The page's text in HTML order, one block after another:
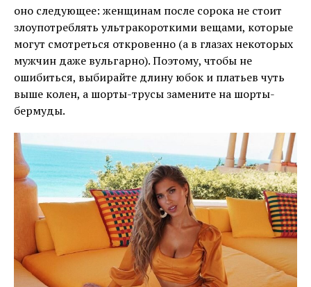
оно следующее: женщинам после сорока не стоит
злоупотреблять ультракороткими вещами, которые
могут смотреться откровенно (а в глазах некоторых
мужчин даже вульгарно). Поэтому, чтобы не
ошибиться, выбирайте длину юбок и платьев чуть
выше колен, а шорты-трусы замените на шорты-
бермуды.